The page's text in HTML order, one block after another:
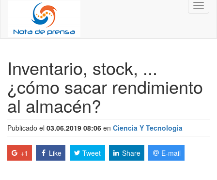
Inventario, stock, ...
¿cómo sacar rendimiento
al almacén?
Publicado el 03.06.2019 08:06 en Ciencia Y Tecnologia
+1 Like Tweet Share E-mail